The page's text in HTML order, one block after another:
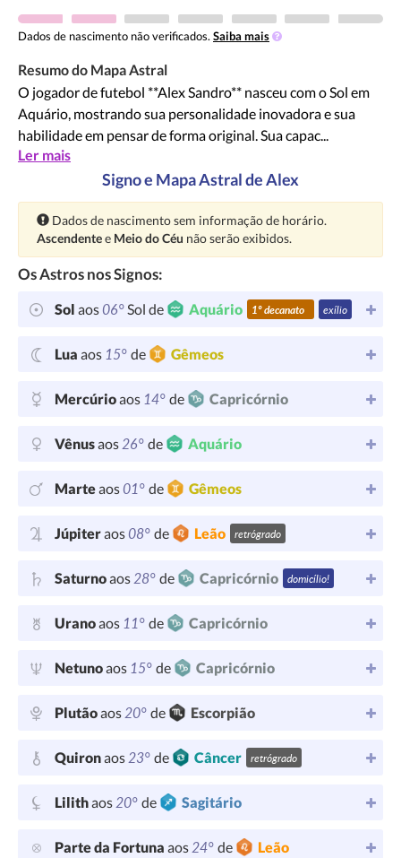
Dados de nascimento não verificados. Saiba mais
Resumo do Mapa Astral
O jogador de futebol **Alex Sandro** nasceu com o Sol em
Aquário, mostrando sua personalidade inovadora e sua
habilidade em pensar de forma original. Sua capac...
Ler mais
Signo e Mapa Astral de Alex
Atenção:
Dados de nascimento sem informação de horário.
Ascendentee Meio do Céu não serão exibidos.
Os Astros nos Signos:
Sol aos06°Sol de Aquário 1º decanato exílio
Lua aos 15° de Gêmeos
Mercúrioaos 14° de Capricórnio
Vênusaos26° de Aquário
Marteaos01° de Gêmeos
Júpiteraos08° de Leão retrógrado
Saturnoaos28° de Capricórnio domicílio!
Uranoaos 11° de Capricórnio
Netunoaos 15° de Capricórnio
Plutãoaos20° de Escorpião
Quironaos23° de Câncer retrógrado
Lilithaos20° de Sagitário
Parte da Fortuna aos24° de Leão